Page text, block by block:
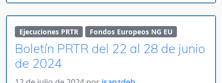
Ejecuciones PRTR Fondos Europeos NG EU
Boletín PRTR del 22 al 28 de junio
de 2024